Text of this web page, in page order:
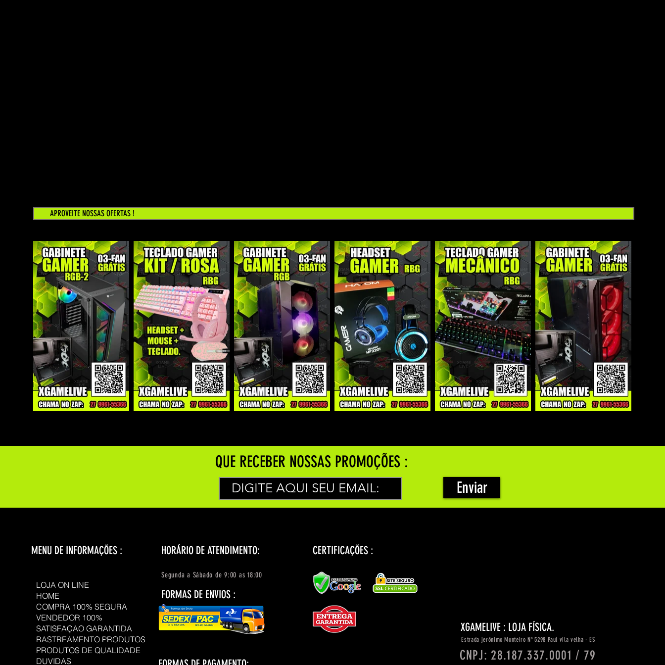
APROVEITE NOSSAS OFERTAS !
QUE RECEBER NOSSAS PROMOÇÕES :
Enviar
MENU DE INFORMAÇÕES :
LOJA ON LINE
HOME
COMPRA 100% SEGURA
VENDEDOR 100%
SATISFAÇAO GARANTIDA
RASTREAMENTO PRODUTOS
PRODUTOS DE QUALIDADE
DUVIDAS
FORMAS DE ENVIOS :
HORÁRIO DE ATENDIMENTO:
XGAMELIVE : LOJA FÍSICA.
CERTIFICAÇÕES :
Segunda a Sábado de 9:00 as 18:00
Estrada jerônimo Monteiro Nº 5298 Paul vila velha - ES
CNPJ: 28.187.337.0001 / 79